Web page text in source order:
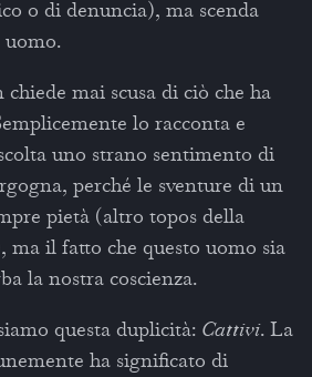
o di denuncia), ma scenda
uomo.
mai scusa di ciò che ha
lo racconta e
uno strano sentimento di
perché le sventure di un
pietà (altro topos della
ma il fatto che questo uomo sia
la nostra coscienza.
questa duplicità: Cattivi. La
ha significato di